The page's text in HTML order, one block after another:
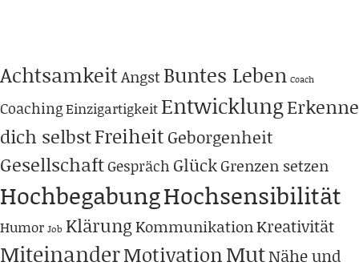
AchtsamkeitAngstBuntes Leben Coach
CoachingEinzigartigkeit EntwicklungErkenne
dich selbstFreiheit Geborgenheit
GesellschaftGespräch GlückGrenzen setzen
HochbegabungHochsensibilität
Humor Job KlärungKommunikationKreativität
MiteinanderMotivationMutNähe und